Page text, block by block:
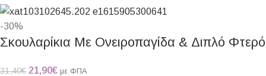
-30%
Σκουλαρίκια Με Ονειροπαγίδα & Διπλό Φτερό
31,40€ 21,90€ με ΦΠΑ